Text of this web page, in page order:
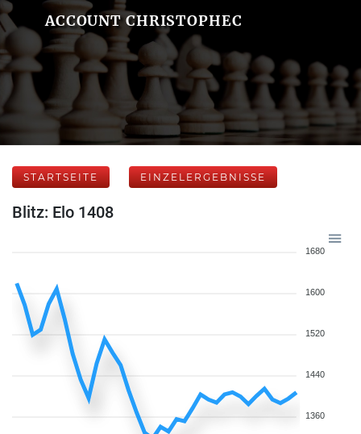
ACCOUNT CHRISTOPHEC
STARTSEITE EINZELERGEBNISSE
Blitz: Elo 1408
1680
1600
1520
1440
1360